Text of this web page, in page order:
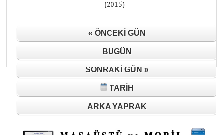
(2015)
« ÖNCEKI GÜN
BUGÜN
SONRAKI GÜN »
TARIH
ARKA YAPRAK